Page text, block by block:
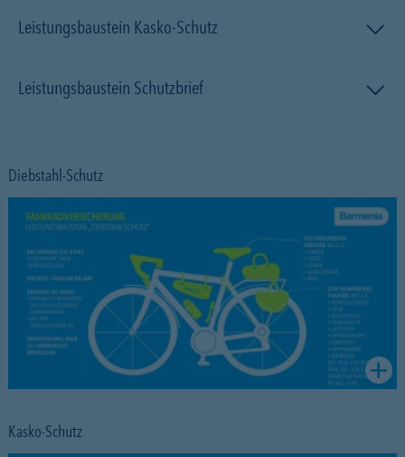
Leistungsbaustein Kasko-Schutz
Leistungsbaustein Schutzbrief
Diebstahl-Schutz
Kasko-Schutz